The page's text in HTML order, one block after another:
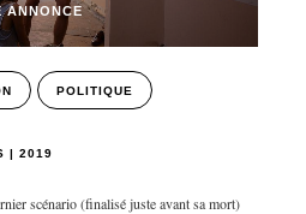
ANNONCE
POLITIQUE
| 2019
scénario (finalisé juste avant sa mort)